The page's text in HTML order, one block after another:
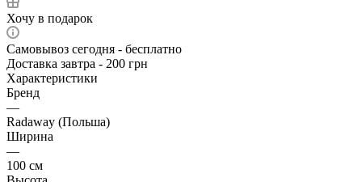
Хочу в подарок
Самовывоз сегодня - бесплатно
Доставка завтра - 200 грн
Характеристики
Бренд
—
Radaway (Польша)
Ширина
—
100 см